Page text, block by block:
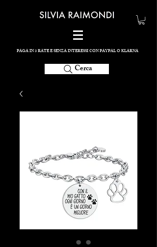
PAGA IN 3 RATE E SENZA INTERESSI CON PAYPAL O KLARNA
Cerca